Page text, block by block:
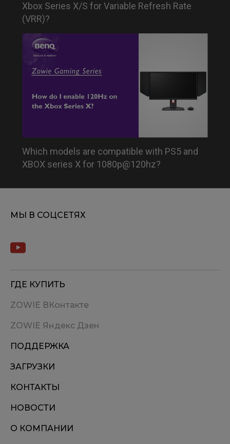
Xbox Series X/S for Variable Refresh Rate
(VRR)?
Which models are compatible with PS5 and
XBOX series X for 1080p@120hz?
МЫ В СОЦСЕТЯХ
ГДЕ КУПИТЬ
ZOWIE ВКонтакте
ZOWIE Яндекс Дзен
ПОДДЕРЖКА
ЗАГРУЗКИ
КОНТАКТЫ
НОВОСТИ
О КОМПАНИИ